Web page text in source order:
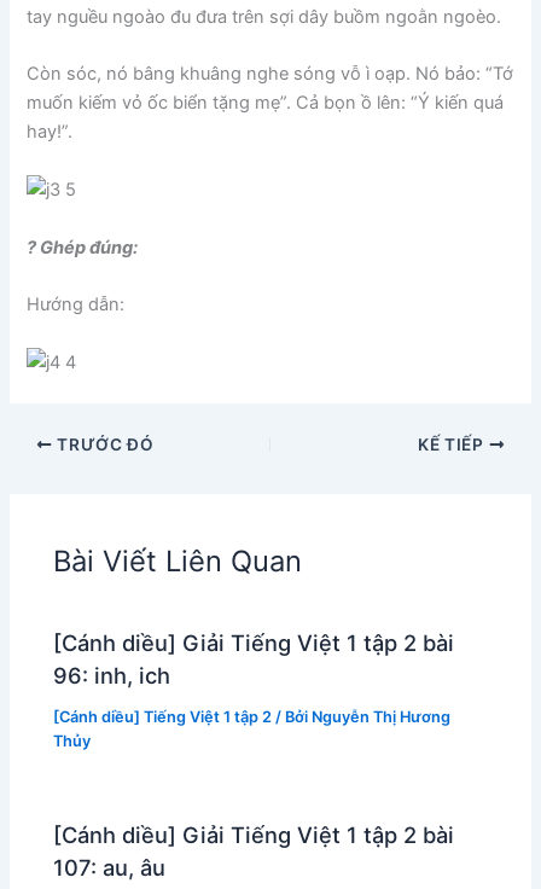
tay nguều ngoào đu đưa trên sợi dây buồm ngoằn ngoèo.
Còn sóc, nó bâng khuâng nghe sóng vỗ ì oạp. Nó bảo: “Tớ
muốn kiếm vỏ ốc biển tặng mẹ”. Cả bọn ồ lên: “Ý kiến quá
hay!”.
? Ghép đúng:
Hướng dẫn:
TRƯỚC ĐÓ KẾ TIẾP
Bài Viết Liên Quan
[Cánh diều] Giải Tiếng Việt 1 tập 2 bài
96: inh, ich
[Cánh diều] Tiếng Việt 1 tập 2 / Bởi Nguyễn Thị Hương
Thủy
[Cánh diều] Giải Tiếng Việt 1 tập 2 bài
107: au, âu